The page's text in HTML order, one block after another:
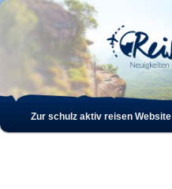
Hauptmenü
Zum
Zum
Zur schulz aktiv reisen Website